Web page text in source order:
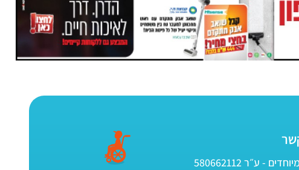
- ע״ר 580662112